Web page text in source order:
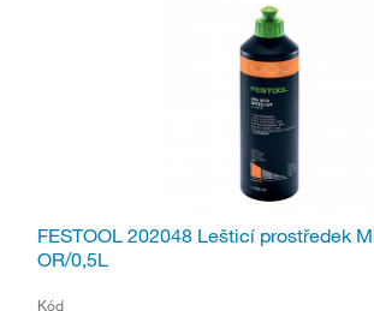
FESTOOL 202048 Lešticí prostředek
OR/0,5L
Kód